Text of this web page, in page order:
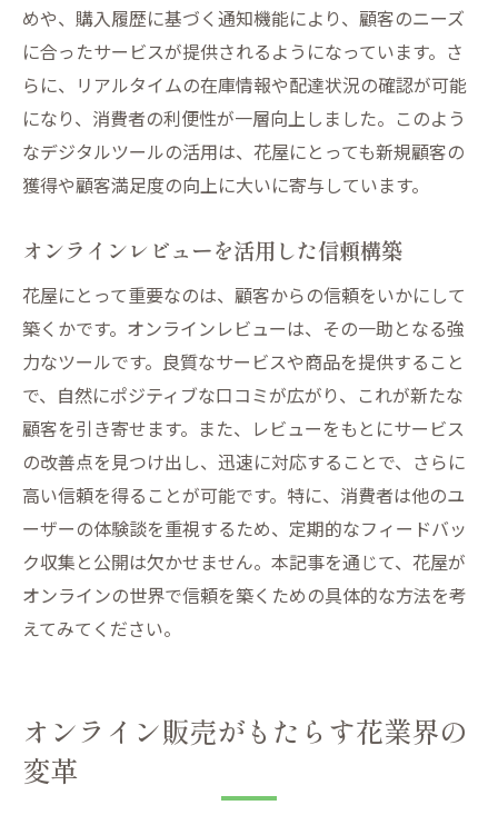
めや、購入履歴に基づく通知機能により、顧客のニーズ
に合ったサービスが提供されるようになっています。さ
らに、リアルタイムの在庫情報や配達状況の確認が可能
になり、消費者の利便性が一層向上しました。このよう
なデジタルツールの活用は、花屋にとっても新規顧客の
獲得や顧客満足度の向上に大いに寄与しています。
オンラインレビューを活用した信頼構築
花屋にとって重要なのは、顧客からの信頼をいかにして
築くかです。オンラインレビューは、その一助となる強
力なツールです。良質なサービスや商品を提供すること
で、自然にポジティブな口コミが広がり、これが新たな
顧客を引き寄せます。また、レビューをもとにサービス
の改善点を見つけ出し、迅速に対応することで、さらに
高い信頼を得ることが可能です。特に、消費者は他のユ
ーザーの体験談を重視するため、定期的なフィードバッ
ク収集と公開は欠かせません。本記事を通じて、花屋が
オンラインの世界で信頼を築くための具体的な方法を考
えてみてください。
オンライン販売がもたらす花業界の
変革